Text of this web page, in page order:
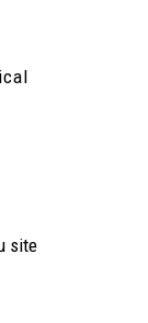
site